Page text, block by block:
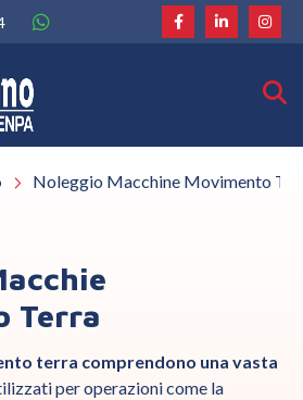
Noleggio Macchine Movimento
Terra
terra comprendono una vasta
per operazioni come la